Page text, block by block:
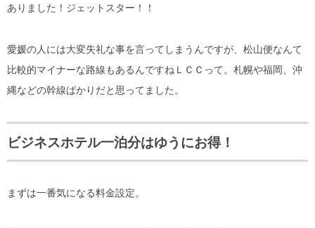
ありました！ジェットスター！！
愛媛の人には大変失礼な事を言ってしまうんですが、松山便なんて
比較的マイナーな路線もあるんですねＬＣＣって。札幌や福岡、沖
縄などの幹線ばかりだと思ってました。
ビジネスホテル一泊分はゆうにお得！
まずは一番気になる料金設定。